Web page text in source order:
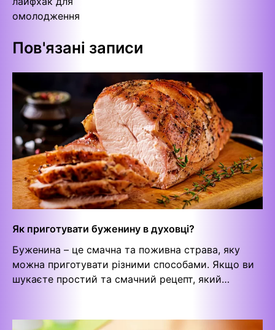
омолодження
Пов'язані записи
Як приготувати буженину в духовці?
Буженина – це смачна та поживна страва, яку
можна приготувати різними способами. Якщо ви
шукаєте простий та смачний рецепт, який…